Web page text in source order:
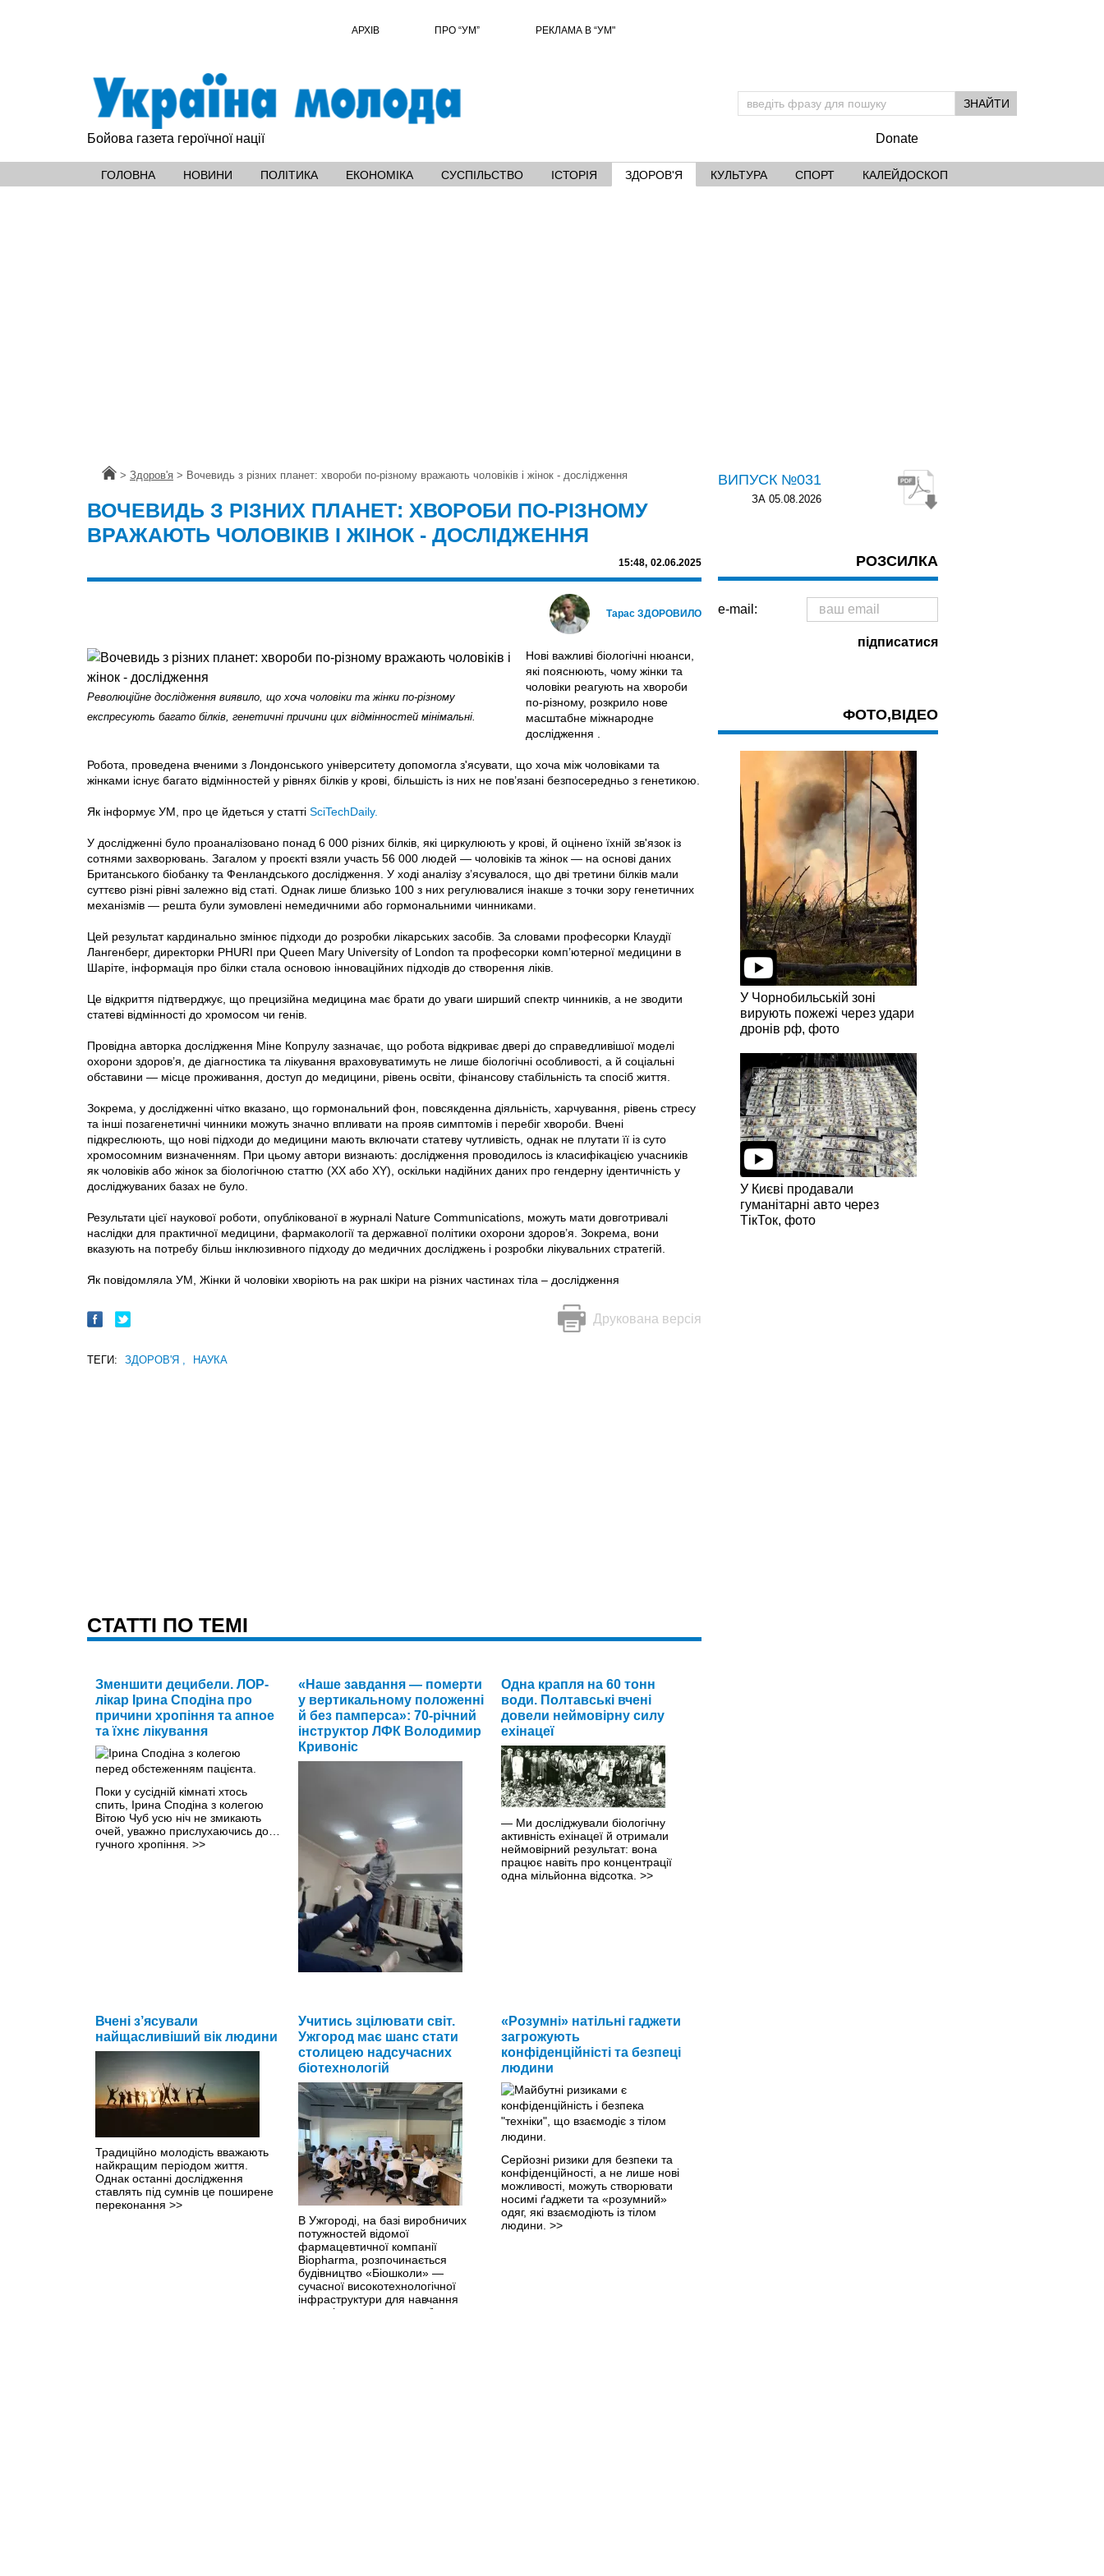
АРХІВ ПРО “УМ” РЕКЛАМА В “УМ"
Бойова газета героїчної нації Donate
ГОЛОВНА НОВИНИ ПОЛІТИКА ЕКОНОМІКА СУСПІЛЬСТВО ІСТОРІЯ ЗДОРОВ'Я КУЛЬТУРА СПОРТ КАЛЕЙДОСКОП
Головна
> Здоров'я > Вочевидь з різних планет: хвороби по-різному вражають чоловіків і жінок - дослідження
ВОЧЕВИДЬ З РІЗНИХ ПЛАНЕТ: ХВОРОБИ ПО-РІЗНОМУ
ВРАЖАЮТЬ ЧОЛОВІКІВ І ЖІНОК - ДОСЛІДЖЕННЯ
15:48, 02.06.2025
Тарас ЗДОРОВИЛО
Революційне дослідження виявило, що хоча чоловіки та жінки по-різному
експресують багато білків, генетичні причини цих відмінностей мінімальні.
Нові важливі біологічні нюанси,
які пояснюють, чому жінки та
чоловіки реагують на хвороби
по-різному, розкрило нове
масштабне міжнародне
дослідження .
Робота, проведена вченими з Лондонського університету допомогла з'ясувати, що хоча між чоловіками та
жінками існує багато відмінностей у рівнях білків у крові, більшість із них не пов’язані безпосередньо з генетикою.
Як інформує УМ, про це йдеться у статті SciTechDaily.
У дослідженні було проаналізовано понад 6 000 різних білків, які циркулюють у крові, й оцінено їхній зв'язок із
сотнями захворювань. Загалом у проєкті взяли участь 56 000 людей — чоловіків та жінок — на основі даних
Британського біобанку та Фенландського дослідження. У ході аналізу з’ясувалося, що дві третини білків мали
суттєво різні рівні залежно від статі. Однак лише близько 100 з них регулювалися інакше з точки зору генетичних
механізмів — решта були зумовлені немедичними або гормональними чинниками.
Цей результат кардинально змінює підходи до розробки лікарських засобів. За словами професорки Клаудії
Лангенберг, директорки PHURI при Queen Mary University of London та професорки комп’ютерної медицини в
Шаріте, інформація про білки стала основою інноваційних підходів до створення ліків.
Це відкриття підтверджує, що прецизійна медицина має брати до уваги ширший спектр чинників, а не зводити
статеві відмінності до хромосом чи генів.
Провідна авторка дослідження Міне Копрулу зазначає, що робота відкриває двері до справедливішої моделі
охорони здоров’я, де діагностика та лікування враховуватимуть не лише біологічні особливості, а й соціальні
обставини — місце проживання, доступ до медицини, рівень освіти, фінансову стабільність та спосіб життя.
Зокрема, у дослідженні чітко вказано, що гормональний фон, повсякденна діяльність, харчування, рівень стресу
та інші позагенетичні чинники можуть значно впливати на прояв симптомів і перебіг хвороби. Вчені
підкреслюють, що нові підходи до медицини мають включати статеву чутливість, однак не плутати її із суто
хромосомним визначенням. При цьому автори визнають: дослідження проводилось із класифікацією учасників
як чоловіків або жінок за біологічною статтю (XX або XY), оскільки надійних даних про гендерну ідентичність у
досліджуваних базах не було.
Результати цієї наукової роботи, опублікованої в журналі Nature Communications, можуть мати довготривалі
наслідки для практичної медицини, фармакології та державної політики охорони здоров’я. Зокрема, вони
вказують на потребу більш інклюзивного підходу до медичних досліджень і розробки лікувальних стратегій.
Як повідомляла УМ, Жінки й чоловіки хворіють на рак шкіри на різних частинах тіла – дослідження
Друкована версія
ТЕГИ: ЗДОРОВ'Я НАУКА
CТАТТІ ПО ТЕМІ
Зменшити децибели. ЛОР-
лікар Ірина Сподіна про
причини хропіння та апное
та їхнє лікування
Поки у сусідній кімнаті хтось
спить, Ірина Сподіна з колегою
Вітою Чуб усю ніч не змикають
очей, уважно прислухаючись до…
гучного хропіння. >>
«Наше завдання — померти
у вертикальному положенні
й без памперса»: 70-річний
інструктор ЛФК Володимир
Кривоніс
Одна крапля на 60 тонн
води. Полтавські вчені
довели неймовірну силу
ехінацеї
— Ми досліджували біологічну
активність ехінацеї й отримали
неймовірний результат: вона
працює навіть про концентрації
одна мільйонна відсотка. >>
Вчені з’ясували
найщасливіший вік людини
Традиційно молодість вважають
найкращим періодом життя.
Однак останні дослідження
ставлять під сумнів це поширене
переконання >>
Учитись зцілювати світ.
Ужгород має шанс стати
столицею надсучасних
біотехнологій
В Ужгороді, на базі виробничих
потужностей відомої
фармацевтичної компанії
Biopharma, розпочинається
будівництво «Біошколи» —
сучасної високотехнологічної
інфраструктури для навчання
молоді, проведення глобальних
«Розумні» натільні гаджети
загрожують
конфіденційністі та безпеці
людини
Серйозні ризики для безпеки та
конфіденційності, а не лише нові
можливості, можуть створювати
носимі ґаджети та «розумний»
одяг, які взаємодіють із тілом
людини. >>
ВИПУСК №031
ЗА 05.08.2026
РОЗСИЛКА
e-mail:
ФОТО,ВІДЕО
У Чорнобильській зоні
вирують пожежі через удари
дронів рф, фото
У Києві продавали
гуманітарні авто через
ТікТок, фото